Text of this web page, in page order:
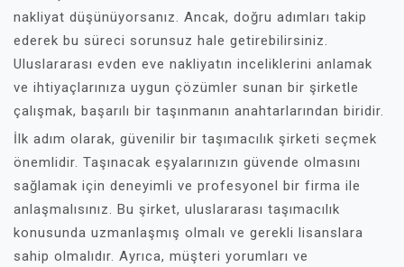
nakliyat düşünüyorsanız. Ancak, doğru adımları takip
ederek bu süreci sorunsuz hale getirebilirsiniz.
Uluslararası evden eve nakliyatın inceliklerini anlamak
ve ihtiyaçlarınıza uygun çözümler sunan bir şirketle
çalışmak, başarılı bir taşınmanın anahtarlarından biridir.
İlk adım olarak, güvenilir bir taşımacılık şirketi seçmek
önemlidir. Taşınacak eşyalarınızın güvende olmasını
sağlamak için deneyimli ve profesyonel bir firma ile
anlaşmalısınız. Bu şirket, uluslararası taşımacılık
konusunda uzmanlaşmış olmalı ve gerekli lisanslara
sahip olmalıdır. Ayrıca, müşteri yorumları ve